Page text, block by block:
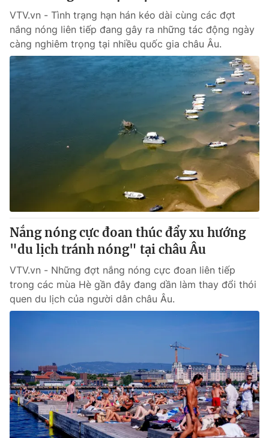
VTV.vn - Tình trạng hạn hán kéo dài cùng các đợt
nắng nóng liên tiếp đang gây ra những tác động ngày
càng nghiêm trọng tại nhiều quốc gia châu Âu.
Nắng nóng cực đoan thúc đẩy xu hướng
"du lịch tránh nóng" tại châu Âu
VTV.vn - Những đợt nắng nóng cực đoan liên tiếp
trong các mùa Hè gần đây đang dần làm thay đổi thói
quen du lịch của người dân châu Âu.